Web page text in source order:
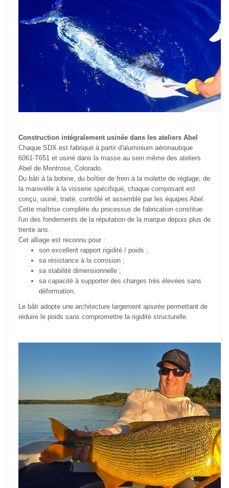
Construction intégralement usinée dans les ateliers Abel
Chaque SDX est fabriqué à partir d'aluminium aéronautique
6061-T651 et usiné dans la masse au sein même des ateliers
Abel de Montrose, Colorado.
Du bâti à la bobine, du boîtier de frein à la molette de réglage, de
la manivelle à la visserie spécifique, chaque composant est
conçu, usiné, traité, contrôlé et assemblé par les équipes Abel.
Cette maîtrise complète du processus de fabrication constitue
l'un des fondements de la réputation de la marque depuis plus de
trente ans.
Cet alliage est reconnu pour :
son excellent rapport rigidité / poids ;
sa résistance à la corrosion ;
sa stabilité dimensionnelle ;
sa capacité à supporter des charges très élevées sans
déformation.
Le bâti adopte une architecture largement ajourée permettant de
réduire le poids sans compromettre la rigidité structurelle.